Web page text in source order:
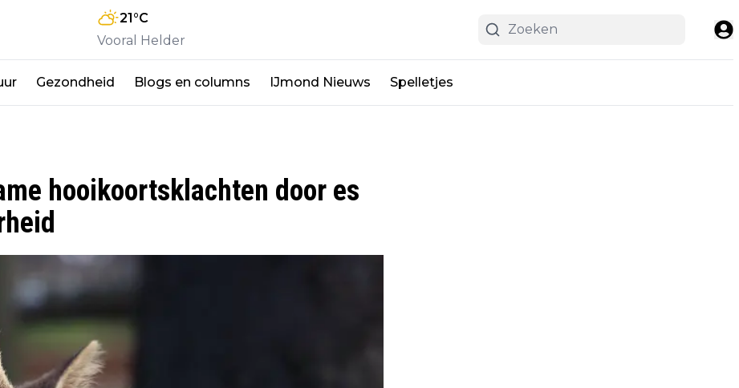
21°C
Vooral Helder
Gezondheid Blogs en columns IJmond Nieuws Spelletjes
hooikoortsklachten door es